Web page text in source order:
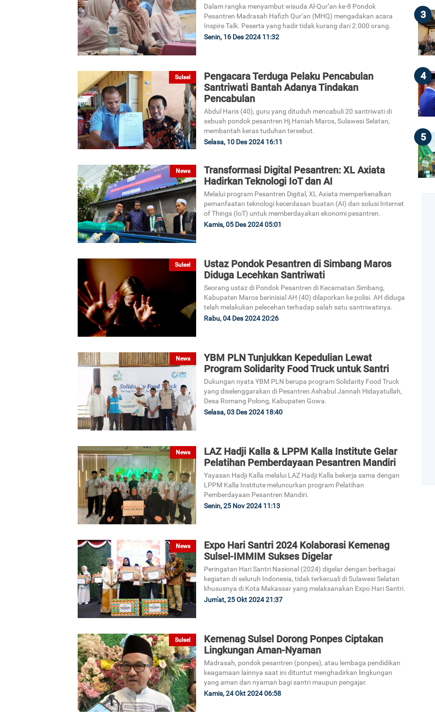
Dalam rangka menyambut wisuda Al-Qur’an ke-8 Pondok
Pesantren Madrasah Hafizh Qur’an (MHQ) mengadakan acara
Inspire Talk. Peserta yang hadir tidak kurang dari 2.000 orang.
Senin, 16 Des 2024 11:32
Sulsel
Pengacara Terduga Pelaku Pencabulan
Santriwati Bantah Adanya Tindakan
Pencabulan
Abdul Haris (40), guru yang dituduh mencabuli 20 santriwati di
sebuah pondok pesantren Hj Haniah Maros, Sulawesi Selatan,
membantah keras tuduhan tersebut.
Selasa, 10 Des 2024 16:11
News
Transformasi Digital Pesantren: XL Axiata
Hadirkan Teknologi IoT dan AI
Melalui program Pesantren Digital, XL Axiata memperkenalkan
pemanfaatan teknologi kecerdasan buatan (AI) dan solusi Internet
of Things (IoT) untuk memberdayakan ekonomi pesantren.
Kamis, 05 Des 2024 05:01
Sulsel
Ustaz Pondok Pesantren di Simbang Maros
Diduga Lecehkan Santriwati
Seorang ustaz di Pondok Pesantren di Kecamatan Simbang,
Kabupaten Maros berinisial AH (40) dilaporkan ke polisi. AH diduga
telah melakukan pelecehan terhadap salah satu santriwatinya.
Rabu, 04 Des 2024 20:26
News
YBM PLN Tunjukkan Kepedulian Lewat
Program Solidarity Food Truck untuk Santri
Dukungan nyata YBM PLN berupa program Solidarity Food Truck
yang diselenggarakan di Pesantren Ashabul Jannah Hidayatullah,
Desa Romang Polong, Kabupaten Gowa.
Selasa, 03 Des 2024 18:40
News
LAZ Hadji Kalla & LPPM Kalla Institute Gelar
Pelatihan Pemberdayaan Pesantren Mandiri
Yayasan Hadji Kalla melalui LAZ Hadji Kalla bekerja sama dengan
LPPM Kalla Institute meluncurkan program Pelatihan
Pemberdayaan Pesantren Mandiri.
Senin, 25 Nov 2024 11:13
News
Expo Hari Santri 2024 Kolaborasi Kemenag
Sulsel-IMMIM Sukses Digelar
Peringatan Hari Santri Nasional (2024) digelar dengan berbagai
kegiatan di seluruh Indonesia, tidak terkecuali di Sulawesi Selatan
khususnya di Kota Makassar yang melaksanakan Expo Hari Santri.
Jum'at, 25 Okt 2024 21:37
Sulsel
Kemenag Sulsel Dorong Ponpes Ciptakan
Lingkungan Aman-Nyaman
Madrasah, pondok pesantren (ponpes), atau lembaga pendidikan
keagamaan lainnya saat ini dituntut menghadirkan lingkungan
yang aman dan nyaman bagi santri maupun pengajar.
Kamis, 24 Okt 2024 06:58
3
4
5